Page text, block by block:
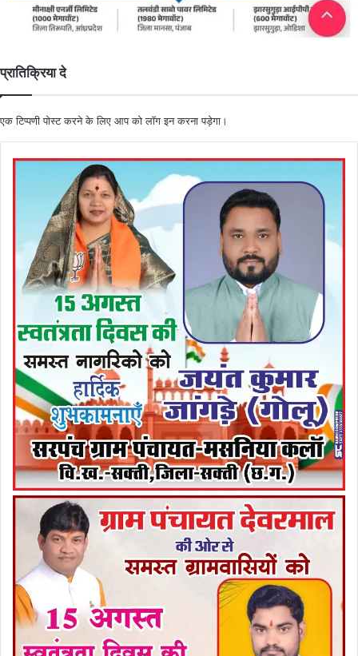
प्रातिक्रिया दे
एक टिप्पणी पोस्ट करने के लिए आप कोलॉग इनकरना पड़ेगा।